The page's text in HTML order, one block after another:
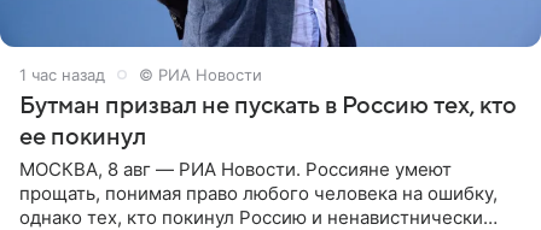
1 час назад © РИА Новости
Бутман призвал не пускать в Россию тех, кто
ее покинул
МОСКВА, 8 авг — РИА Новости. Россияне умеют
прощать, понимая право любого человека на ошибку,
однако тех, кто покинул Россию и ненавистнически